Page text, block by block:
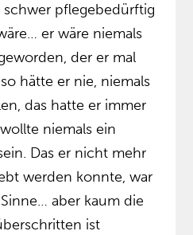
schwer pflegebedürftig
er wäre niemals
der er mal
hätte er nie, niemals
das hatte er immer
niemals ein
Das er nicht mehr
werden konnte, war
aber kaum die
ist